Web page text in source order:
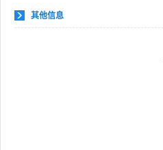
其他信息